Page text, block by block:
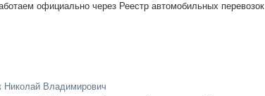
официально через Реестр автомобильных перевозок
Николай Владимирович